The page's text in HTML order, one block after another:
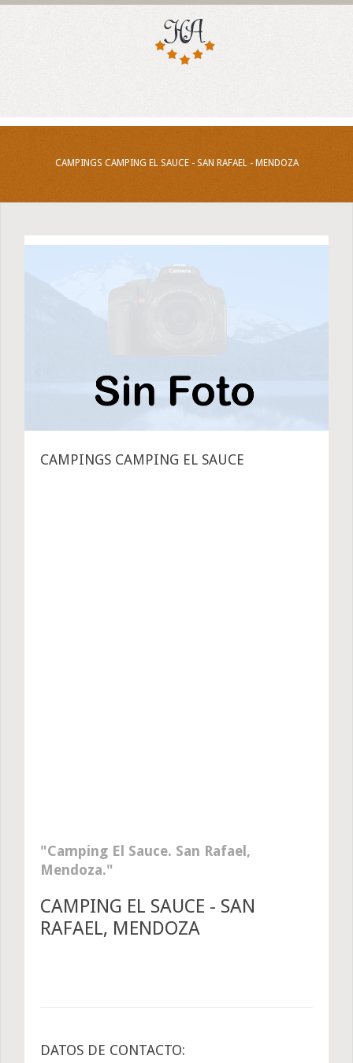
CAMPINGS CAMPING EL SAUCE - SAN RAFAEL - MENDOZA
CAMPINGS CAMPING EL SAUCE
Camping El Sauce. San Rafael,
Mendoza.
CAMPING EL SAUCE - SAN
RAFAEL, MENDOZA
DATOS DE CONTACTO: